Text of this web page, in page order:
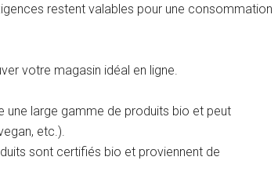
restent valables pour une consommation
votre magasin idéal en ligne.
une large gamme de produits bio et peut
etc.).
sont certifiés bio et proviennent de